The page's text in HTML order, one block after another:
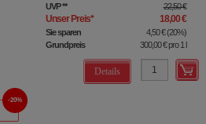
UVP** 22,50 €
Unser Preis* 18,00 €
Sie sparen 4,50 €(20%)
Grundpreis
300,00 €pro 1 l
Details
20%